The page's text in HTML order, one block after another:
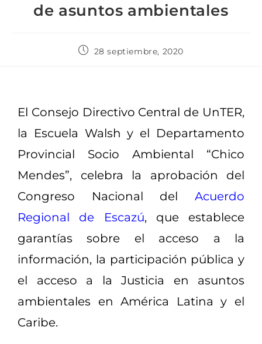
de asuntos ambientales
28 septiembre, 2020
El Consejo Directivo Central de UnTER,
la Escuela Walsh y el Departamento
Provincial Socio Ambiental “Chico
Mendes”, celebra la aprobación del
Congreso Nacional del Acuerdo
Regional de Escazú, que establece
garantías sobre el acceso a la
información, la participación pública y
el acceso a la Justicia en asuntos
ambientales en América Latina y el
Caribe.